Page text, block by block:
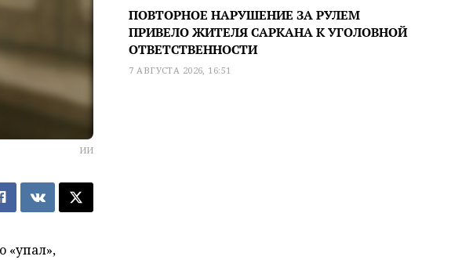
ИИ
«упал»,
ПОВТОРНОЕ НАРУШЕНИЕ ЗА РУЛЕМ
ПРИВЕЛО ЖИТЕЛЯ САРКАНА К УГОЛОВНОЙ
ОТВЕТСТВЕННОСТИ
7 АВГУСТА 2026, 16:51